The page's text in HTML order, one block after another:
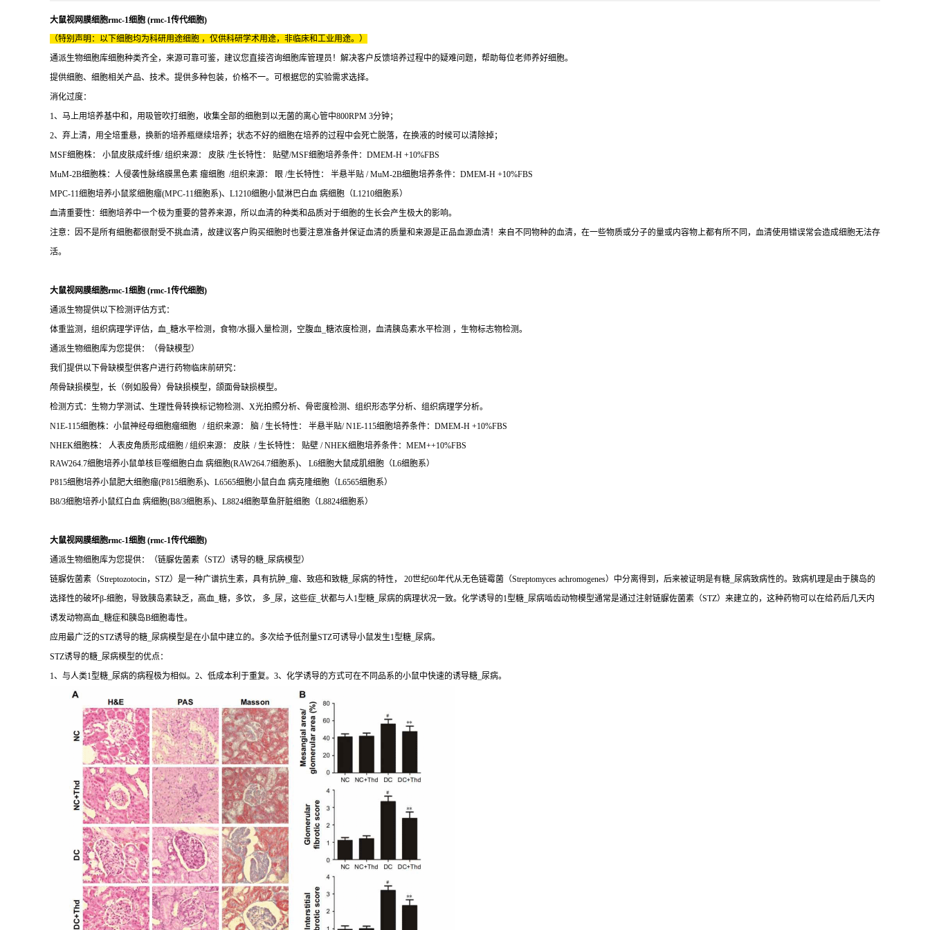
大鼠视网膜细胞rmc-1细胞 (rmc-1传代细胞)
（特别声明：以下细胞均为科研用途细胞 ，仅供科研学术用途，非临床和工业用途。）
通派生物细胞库细胞种类齐全，来源可靠可鉴，建议您直接咨询细胞库管理员！解决客户反馈培养过程中的疑难问题，帮助每位老师养好细胞。
提供细胞、细胞相关产品、技术。提供多种包装，价格不一。可根据您的实验需求选择。
消化过度：
1、马上用培养基中和，用吸管吹打细胞，收集全部的细胞到以无菌的离心管中800RPM 3分钟；
2、弃上清，用全培重悬，换新的培养瓶继续培养；状态不好的细胞在培养的过程中会死亡脱落，在换液的时候可以清除掉；
MSF细胞株： 小鼠皮肤成纤维/ 组织来源： 皮肤 /生长特性： 贴壁/MSF细胞培养条件：DMEM-H +10%FBS
MuM-2B细胞株：人侵袭性脉络膜黑色素 瘤细胞 /组织来源： 眼 /生长特性： 半悬半贴 / MuM-2B细胞培养条件：DMEM-H +10%FBS
MPC-11细胞培养小鼠浆细胞瘤(MPC-11细胞系)、L1210细胞小鼠淋巴白血 病细胞（L1210细胞系）
血清重要性：细胞培养中一个极为重要的营养来源，所以血清的种类和品质对于细胞的生长会产生极大的影响。
注意：因不是所有细胞都很耐受不挑血清，故建议客户购买细胞时也要注意准备并保证血清的质量和来源是正品血源血清！来自不同物种的血清，在一些物质或分子的量或内容物上都有所不同，血清使用错误常会造成细胞无法存
活。
大鼠视网膜细胞rmc-1细胞 (rmc-1传代细胞)
通派生物提供以下检测评估方式：
体重监测，组织病理学评估，血_糖水平检测，食物/水摄入量检测，空腹血_糖浓度检测，血清胰岛素水平检测 ，生物标志物检测。
通派生物细胞库为您提供：（骨缺模型）
我们提供以下骨缺模型供客户进行药物临床前研究：
颅骨缺损模型，长（例如股骨）骨缺损模型，颌面骨缺损模型。
检测方式：生物力学测试、生理性骨转换标记物检测、X光拍照分析、骨密度检测、组织形态学分析、组织病理学分析。
N1E-115细胞株：小鼠神经母细胞瘤细胞 / 组织来源： 脑 / 生长特性： 半悬半贴/ N1E-115细胞培养条件：DMEM-H +10%FBS
NHEK细胞株： 人表皮角质形成细胞 / 组织来源： 皮肤 / 生长特性： 贴壁 / NHEK细胞培养条件：MEM++10%FBS
RAW264.7细胞培养小鼠单核巨噬细胞白血 病细胞(RAW264.7细胞系)、 L6细胞大鼠成肌细胞（L6细胞系）
P815细胞培养小鼠肥大细胞瘤(P815细胞系)、L6565细胞小鼠白血 病克隆细胞（L6565细胞系）
B8/3细胞培养小鼠红白血 病细胞(B8/3细胞系)、L8824细胞草鱼肝脏细胞（L8824细胞系）
大鼠视网膜细胞rmc-1细胞 (rmc-1传代细胞)
通派生物细胞库为您提供：（链脲佐菌素（STZ）诱导的糖_尿病模型）
链脲佐菌素（Streptozotocin，STZ）是一种广谱抗生素，具有抗肿_瘤、致癌和致糖_尿病的特性， 20世纪60年代从无色链霉菌（Streptomyces achromogenes）中分离得到，后来被证明是有糖_尿病致病性的。致病机理是由于胰岛的
选择性的破坏β-细胞，导致胰岛素缺乏，高血_糖，多饮， 多_尿，这些症_状都与人1型糖_尿病的病理状况一致。化学诱导的1型糖_尿病啮齿动物模型通常是通过注射链脲佐菌素（STZ）来建立的，这种药物可以在给药后几天内
诱发动物高血_糖症和胰岛B细胞毒性。
应用最广泛的STZ诱导的糖_尿病模型是在小鼠中建立的。多次给予低剂量STZ可诱导小鼠发生1型糖_尿病。
STZ诱导的糖_尿病模型的优点：
1、与人类1型糖_尿病的病程极为相似。2、低成本利于重复。3、化学诱导的方式可在不同品系的小鼠中快速的诱导糖_尿病。